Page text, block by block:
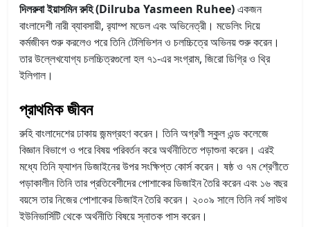
দিলরুবা ইয়াসমিন রুহি (Dilruba Yasmeen Ruhee)একজন
বাংলাদেশী নারী ব্যাবসায়ী, র‌্যাম্প মডেল এবং অভিনেত্রী। মডেলিং দিয়ে
কর্মজীবন শুরু করলেও পরে তিনি টেলিভিশন ও চলচ্চিত্রে অভিনয় শুরু করেন।
তার উল্লেখযোগ্য চলচ্চিত্রগুলো হল ৭১-এর সংগ্রাম, জিরো ডিগ্রি ও থ্রি
ইলিগাল।
প্রাথমিক জীবন
রুহি বাংলাদেশের ঢাকায় জন্মগ্রহণ করেন। তিনি অগ্রণী স্কুল এন্ড কলেজে
বিজ্ঞান বিভাগে ও পরে বিষয় পরিবর্তন করে অর্থনীতিতে পড়াশুনা করেন। এরই
মধ্যে তিনি ফ্যাশন ডিজাইনের উপর সংক্ষিপ্ত কোর্স করেন। ষষ্ঠ ও ৭ম শ্রেণীতে
পড়াকালীন তিনি তার প্রতিবেশীদের পোশাকের ডিজাইন তৈরি করেন এবং ১৬ বছর
বয়সে তার নিজের পোশাকের ডিজাইন তৈরি করেন। ২০০৯ সালে তিনি নর্থ সাউথ
ইউনিভার্সিটি থেকে অর্থনীতি বিষয়ে স্নাতক পাস করেন।